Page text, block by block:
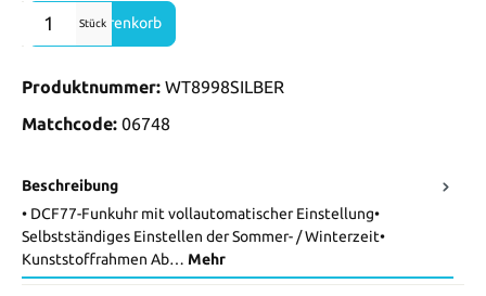
Produkt Anzahl: Gib den gewünschten Wert ein oder benutze die
Stück
In den Warenkorb
Produktnummer: WT8998SILBER
Matchcode: 06748
Beschreibung
• DCF77-Funkuhr mit vollautomatischer Einstellung•
Selbstständiges Einstellen der Sommer- / Winterzeit•
Kunststoffrahmen Ab… Mehr